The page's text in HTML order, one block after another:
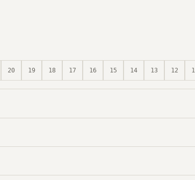
20 19 18 17 16 15 14 13 12